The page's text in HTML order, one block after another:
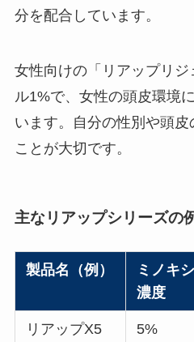
分を配合しています。
女性向けの「リアップリ
ル1%で、女性の頭皮環境
います。自分の性別や頭
ことが大切です。
主なリアップシリーズの
製品名（例）
ミノキ
濃度
リアップX5
5%